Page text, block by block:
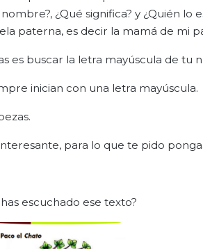
¿Qué significa? y ¿Quién lo
paterna, es decir la mamá de mi
es buscar la letra mayúscula de tu
inician con una letra mayúscula.
para lo que te pido
escuchado ese texto?